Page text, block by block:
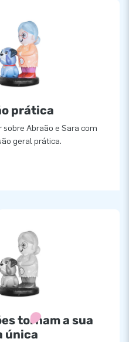
prática
sobre Abraão e Sara com
geral prática.
tornam a sua
única